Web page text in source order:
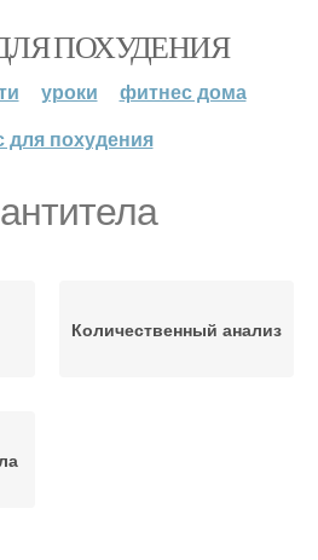
ПОХУДЕНИЯ
уроки
фитнес дома
для похудения
Количественный анализ